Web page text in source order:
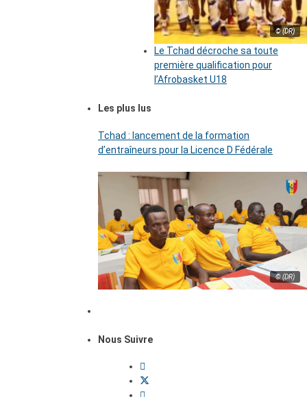
© (DR)
Le Tchad décroche sa toute
première qualification pour
l’Afrobasket U18
Les plus lus
Tchad : lancement de la formation
d’entraîneurs pour la Licence D Fédérale
© (DR)
Nous Suivre